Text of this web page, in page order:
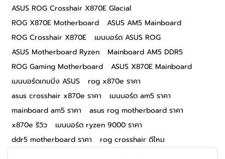
ASUS ROG Crosshair X870E Glacial
ROG X870E Motherboard
ASUS AM5 Mainboard
ROG Crosshair X870E
เมนบอร์ด ASUS ROG
ASUS Motherboard Ryzen
Mainboard AM5 DDR5
ROG Gaming Motherboard
ASUS X870E Mainboard
เมนบอร์ดเกมมิ่ง ASUS
rog x870e ราคา
asus crosshair x870e ราคา
เมนบอร์ด am5 ราคา
mainboard am5 ราคา
asus rog motherboard ราคา
x870e รีวิว
เมนบอร์ด ryzen 9000 ราคา
ddr5 motherboard ราคา
rog crosshair ดีไหม